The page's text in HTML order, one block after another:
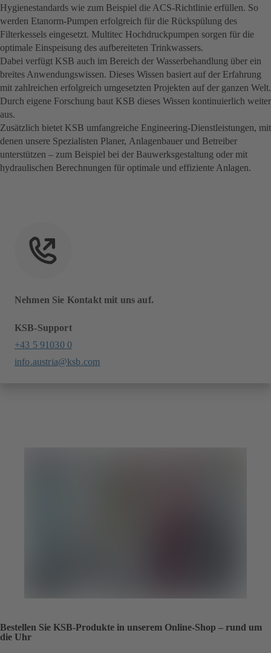
Hygienestandards wie zum Beispiel die ACS-Richtlinie erfüllen. So
werden Etanorm-Pumpen erfolgreich für die Rückspülung des
Filterkessels eingesetzt. Multitec Hochdruckpumpen sorgen für die
optimale Einspeisung des aufbereiteten Trinkwassers.
Dabei verfügt KSB auch im Bereich der Wasserbehandlung über ein
breites Anwendungswissen. Dieses Wissen basiert auf der Erfahrung
mit zahlreichen erfolgreich umgesetzten Projekten auf der ganzen Welt.
Durch eigene Forschung baut KSB dieses Wissen kontinuierlich weiter
aus.
Zusätzlich bietet KSB umfangreiche Engineering-Dienstleistungen, mit
denen unsere Spezialisten Planer, Anlagenbauer und Betreiber
unterstützen – zum Beispiel bei der Bauwerksgestaltung oder mit
hydraulischen Berechnungen für optimale und effiziente Anlagen.
Nehmen Sie Kontakt mit uns auf.
KSB-Support
+43 5 91030 0
info.austria@ksb.com
Bestellen Sie KSB-Produkte in unserem Online-Shop – rund um
die Uhr